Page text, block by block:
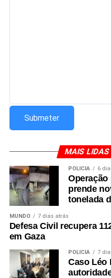
MAIS
POLÍCIA 6
Operação
prende
tonelada
MUNDO 7 dias atrás
Defesa Civil recupera
em Gaza
POLÍCIA 7
Caso Léo